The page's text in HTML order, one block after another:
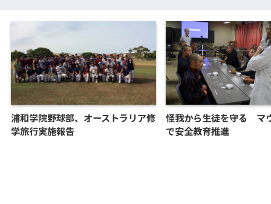
浦和学院野球部、オーストラリア修
学旅行実施報告
怪我から生徒を守る マ
で安全教育推進